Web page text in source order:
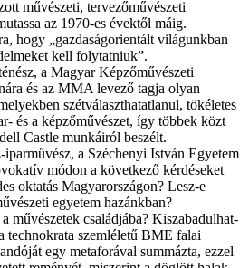
művészeti, tervezőművészeti
az 1970-es évektől máig.
hogy „gazdaságorientált világunkban
kell folytatniuk”.
a Magyar Képzőművészeti
és az MMA levező tagja olyan
szétválaszthatatlanul, tökéletes
és a képzőművészet, így többek közt
Castle munkáiról beszélt.
iparművész, a Széchenyi István Egyetem
módon a következő kérdéseket
oktatás Magyarországon? Lesz-e
egyetem hazánkban?
művészetek családjába? Kiszabadulhat-
technokrata szemléletű BME falai
egy metaforával summázta, ezzel